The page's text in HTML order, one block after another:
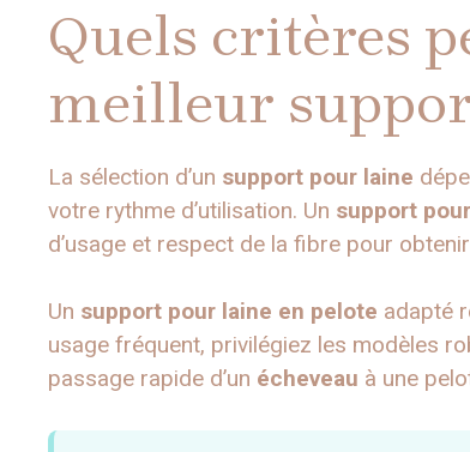
Quels critères
meilleur
La sélection d’un support pour laine
votre rythme d’utilisation. Un support
d’usage et respect de la fibre pour
Un support pour laine en pelote adapté
usage fréquent, privilégiez les modèles
passage rapide d’un écheveau à une